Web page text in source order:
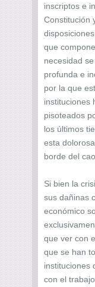
inscriptos e
Constitución
que
necesidad
profunda e
por la que
instituciones
pisoteados
los últimos
esta
borde del
Si bien la
sus dañinas
económico
que ver con
que se han
instituciones
con el